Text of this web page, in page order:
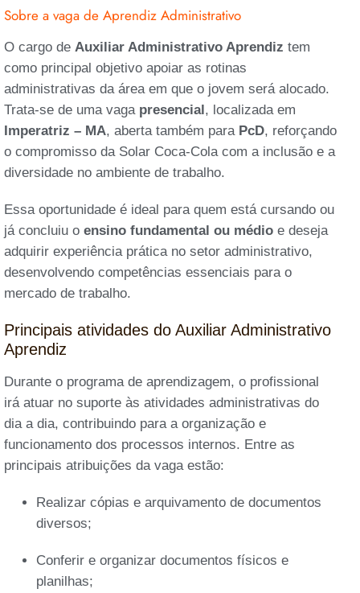
Sobre a vaga de Aprendiz Administrativo
O cargo de Auxiliar Administrativo Aprendiz tem
como principal objetivo apoiar as rotinas
administrativas da área em que o jovem será alocado.
Trata-se de uma vaga presencial, localizada em
Imperatriz – MA, aberta também para PcD, reforçando
o compromisso da Solar Coca-Cola com a inclusão e a
diversidade no ambiente de trabalho.
Essa oportunidade é ideal para quem está cursando ou
já concluiu o ensino fundamental ou médio e deseja
adquirir experiência prática no setor administrativo,
desenvolvendo competências essenciais para o
mercado de trabalho.
Principais atividades do Auxiliar Administrativo
Aprendiz
Durante o programa de aprendizagem, o profissional
irá atuar no suporte às atividades administrativas do
dia a dia, contribuindo para a organização e
funcionamento dos processos internos. Entre as
principais atribuições da vaga estão:
Realizar cópias e arquivamento de documentos
diversos;
Conferir e organizar documentos físicos e
planilhas;